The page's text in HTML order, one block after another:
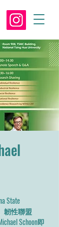
State
韌性聯盟
Schoon即